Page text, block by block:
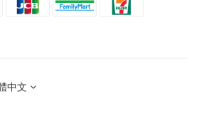
中文